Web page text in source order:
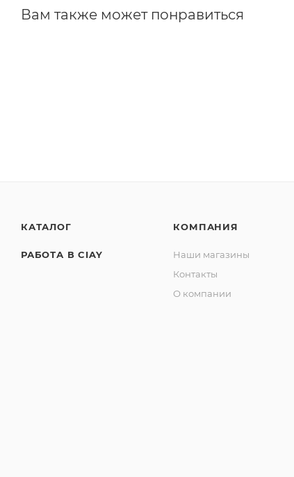
Вам также может понравиться
КАТАЛОГ
РАБОТА В CIAY
КОМПАНИЯ
Наши магазины
Контакты
О компании